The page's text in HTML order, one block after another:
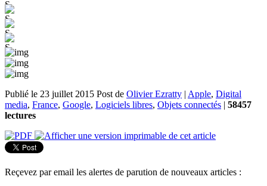
Publié le 23 juillet 2015 Post de Olivier Ezratty | Apple, Digital
media, France, Google, Logiciels libres, Objets connectés | 58457
lectures
Reçevez par email les alertes de parution de nouveaux articles :